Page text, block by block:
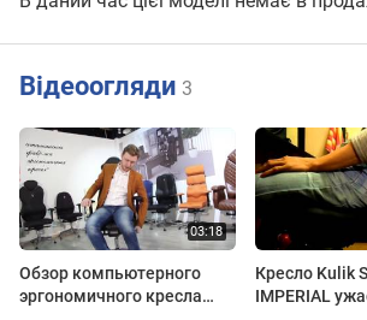
Відеоогляди 3
Обзор компьютерного
эргономичного кресла
Кресло Kulik
IMPERIAL